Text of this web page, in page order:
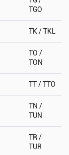
TGO
TK / TKL
TO /
TON
TT / TTO
TN /
TUN
TR /
TUR